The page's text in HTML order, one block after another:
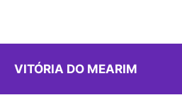
VITÓRIA DO MEARIM